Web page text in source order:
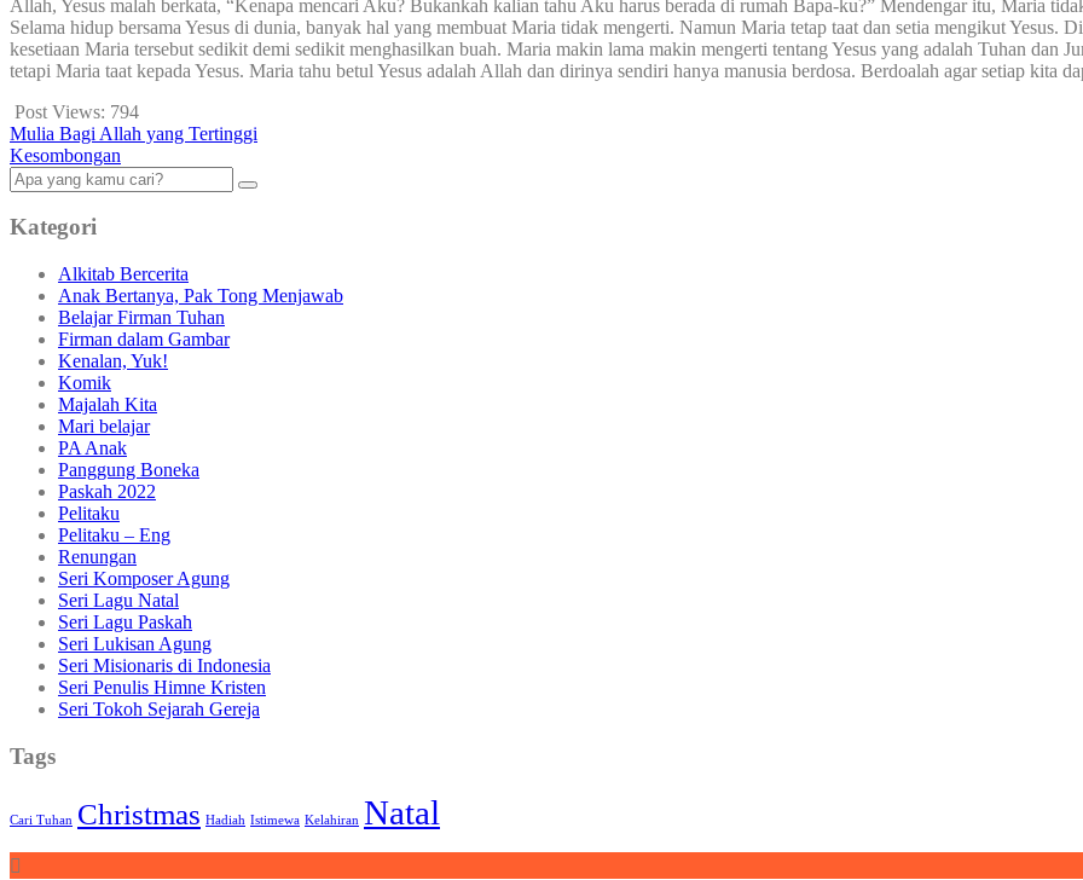
Allah, Yesus malah berkata, “Kenapa mencari Aku? Bukankah kalian tahu Aku harus berada di rumah Bapa-ku?” Mendengar itu, Maria
Selama hidup bersama Yesus di dunia, banyak hal yang membuat Maria tidak mengerti. Namun Maria tetap taat dan setia mengikut Yesus.
kesetiaan Maria tersebut sedikit demi sedikit menghasilkan buah. Maria makin lama makin mengerti tentang Yesus yang adalah Tuhan dan
tetapi Maria taat kepada Yesus. Maria tahu betul Yesus adalah Allah dan dirinya sendiri hanya manusia berdosa. Berdoalah agar setiap kita
Post Views: 794
Mulia Bagi Allah yang Tertinggi
Kesombongan
Kategori
Alkitab Bercerita
Anak Bertanya, Pak Tong Menjawab
Belajar Firman Tuhan
Firman dalam Gambar
Kenalan, Yuk!
Komik
Majalah Kita
Mari belajar
PA Anak
Panggung Boneka
Paskah 2022
Pelitaku
Pelitaku – Eng
Renungan
Seri Komposer Agung
Seri Lagu Natal
Seri Lagu Paskah
Seri Lukisan Agung
Seri Misionaris di Indonesia
Seri Penulis Himne Kristen
Seri Tokoh Sejarah Gereja
Tags
Cari Tuhan Christmas Hadiah Istimewa Kelahiran Natal